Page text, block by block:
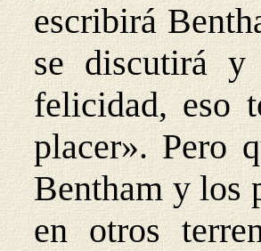
escribirá
se discutirá
felicidad, eso
placer». Pero
Bentham y los
en otros